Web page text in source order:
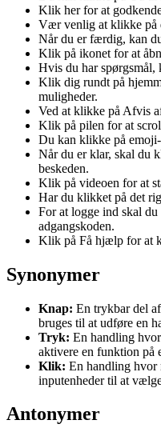
Klik her for at
Vær venlig at klikke på
Når du er færdig, kan
Klik på ikonet for at
Hvis du har
Klik dig rundt på
muligheder.
Ved at klikke på Afvis
Klik på pilen for at
Du kan klikke på
Når du er klar, skal du
beskeden.
Klik på videoen for at
Har du klikket på det
For at logge ind skal
adgangskoden.
Klik på Få hjælp for at
Synonymer
Knap: En trykbar del
bruges til at udføre en
Tryk: En handling
aktivere en funktion på
Klik: En handling hvor
inputenheder til at
Antonymer